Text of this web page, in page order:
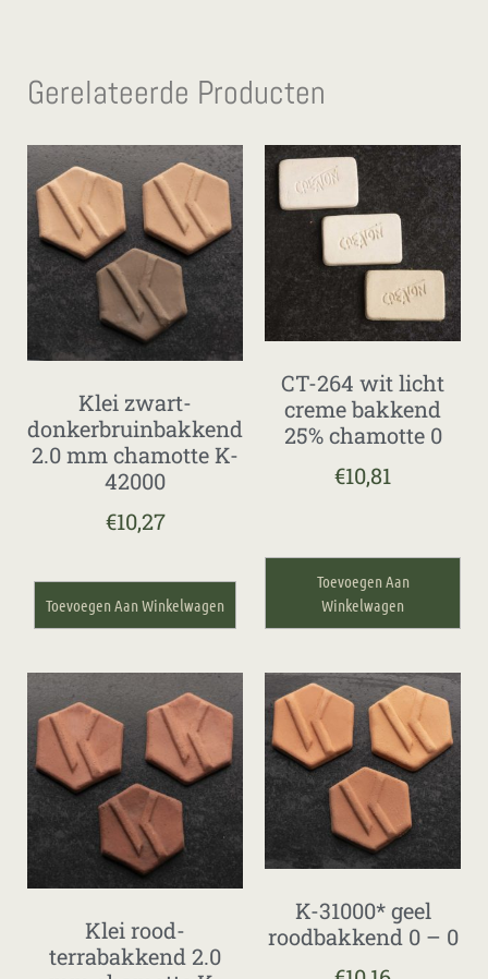
Gerelateerde Producten
Klei zwart-
donkerbruinbakkend
2.0 mm chamotte K-
42000
€10,27
Toevoegen Aan Winkelwagen
CT-264 wit licht
creme bakkend
25% chamotte 0
€10,81
Toevoegen Aan
Winkelwagen
Klei rood-
terrabakkend 2.0
K-31000* geel
roodbakkend 0 – 0